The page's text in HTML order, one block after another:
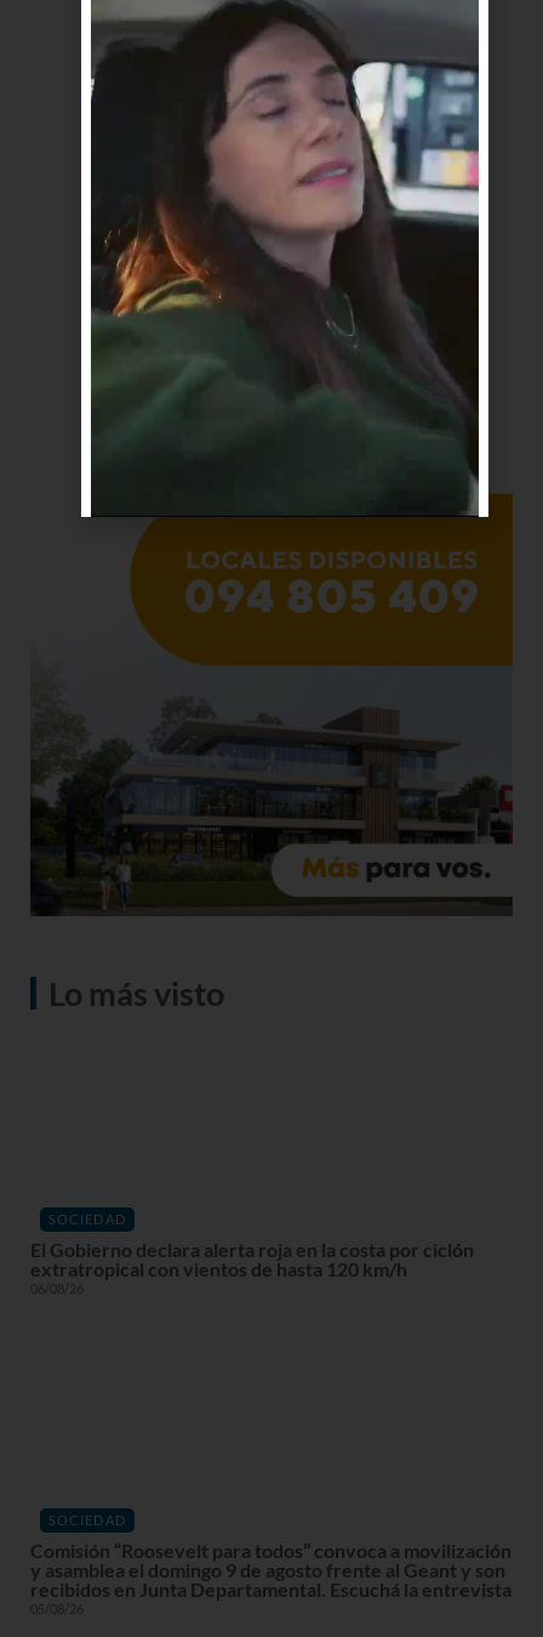
Lo más visto
SOCIEDAD
El Gobierno declara alerta roja en la costa por ciclón
extratropical con vientos de hasta 120 km/h
06/08/26
SOCIEDAD
Comisión “Roosevelt para todos” convoca a movilización
y asamblea el domingo 9 de agosto frente al Geant y son
recibidos en Junta Departamental. Escuchá la entrevista
05/08/26